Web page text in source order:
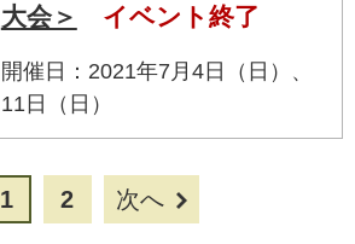
大会＞
イベント終了
開催日：2021年7月4日（日）、
11日（日）
1 2 次へ